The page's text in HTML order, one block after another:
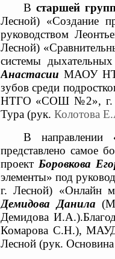
В старшей
Лесной) «Создание
руководством
Лесной)
системы
Анастасии МАОУ
зубов среди
НТГО «СОШ №2», г.
Тура (рук. Колотова
В направлении
представлено самое
проект Боровкова
элементы» под
г. Лесной) «Онлайн
Демидова Данила
Демидова И.А.).
Комарова С.Н.),
Лесной (рук.